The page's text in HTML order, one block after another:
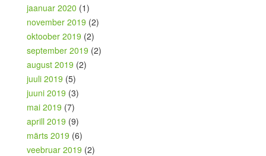
jaanuar 2020 (1)
november 2019 (2)
oktoober 2019 (2)
september 2019 (2)
august 2019 (2)
juuli 2019 (5)
juuni 2019 (3)
mai 2019 (7)
aprill 2019 (9)
märts 2019 (6)
veebruar 2019 (2)